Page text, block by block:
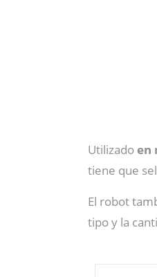
Utilizadoen
tiene que
El robot
tipo y la